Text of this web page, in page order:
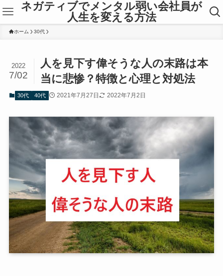
ネガティブでメンタル弱い会社員が
人生を変える方法
ホーム 30代
人を見下す偉そうな人の末路は本
当に悲惨？特徴と心理と対処法
2022
7/02
30代 40代 2021年7月27日 2022年7月2日